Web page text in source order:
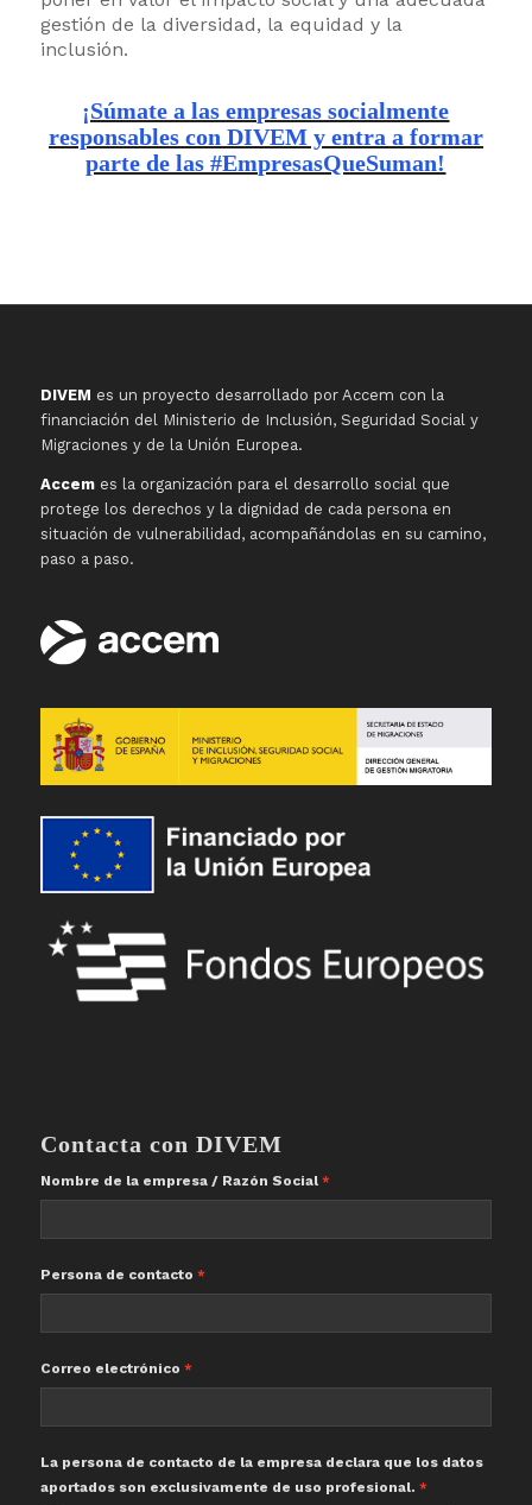
gestión de la diversidad, la equidad y la
inclusión.
¡Súmate a las empresas socialmente
responsables con DIVEM y entra a formar
parte de las #EmpresasQueSuman!
DIVEM es un proyecto desarrollado por Accem con la
financiación del Ministerio de Inclusión, Seguridad Social y
Migraciones y de la Unión Europea.
Accemes la organización para el desarrollo social que
protege los derechos y la dignidad de cada persona en
situación de vulnerabilidad, acompañándolas en su camino,
paso a paso.
Contacta con DIVEM
Nombre de la empresa / Razón Social
Persona de contacto
Correo electrónico
La persona de contacto de la empresa declara que los datos
aportados son exclusivamente de uso profesional.